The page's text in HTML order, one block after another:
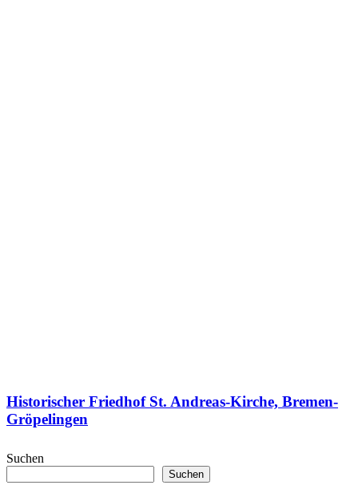
Historischer Friedhof St. Andreas-Kirche, Bremen-
Gröpelingen
Suchen
Suchen